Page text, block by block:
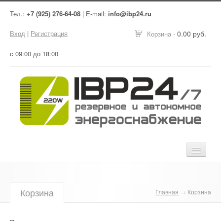
Тел.: +7 (925) 276-64-08 | E-mail: info@ibp24.ru
Корзина - 0.00 руб.
Вход | Регистрация
с 09:00 до 18:00
Оборудование
Корзина Главная → Корзина